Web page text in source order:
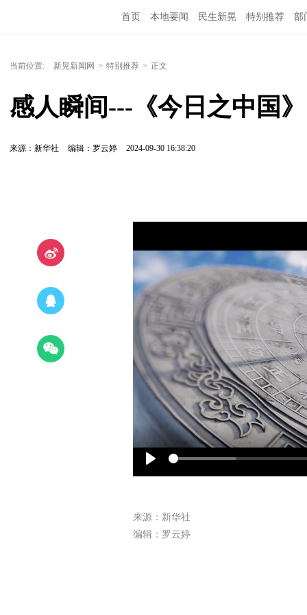
首页 本地要闻 民生新晃 特别推荐 部
当前位置: 新晃新闻网 > 特别推荐 > 正文
感人瞬间---《今日之中国》
来源：新华社 编辑：罗云婷 2024-09-30 16:38:20
Play
来源：新华社
编辑：罗云婷